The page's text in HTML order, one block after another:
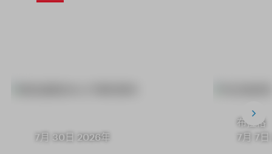
7月 30日 2026年
布拉格
7月 7